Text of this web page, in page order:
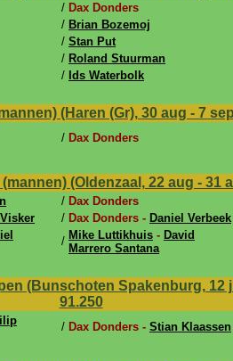
/ Dax Donders
/ Brian Bozemoj
/ Stan Put
/ Roland Stuurman
/ Ids Waterbolk
(Haren (Gr), 30 aug - 7
/ Dax Donders
(Oldenzaal, 22 aug - 31
/ Dax Donders
/ Dax Donders - Daniel Verbeek
/ Mike Luttikhuis - David
Marrero Santana
(Bunschoten Spakenburg, 12
91.250
/ Dax Donders - Stian Klaassen